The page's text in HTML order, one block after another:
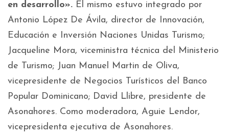
en desarrollo». El mismo estuvo integrado por
Antonio López De Ávila, director de Innovación,
Educación e Inversión Naciones Unidas Turismo;
Jacqueline Mora, viceministra técnica del Ministerio
de Turismo; Juan Manuel Martin de Oliva,
vicepresidente de Negocios Turísticos del Banco
Popular Dominicano; David Llibre, presidente de
Asonahores. Como moderadora, Aguie Lendor,
vicepresidenta ejecutiva de Asonahores.